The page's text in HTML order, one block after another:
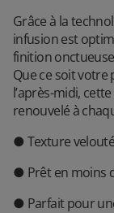
Grâce à la
infusion est
finition
Que ce soit votre
l’après-midi,
renouvelé à
● Texture
● Prêt en moins
● Parfait pour